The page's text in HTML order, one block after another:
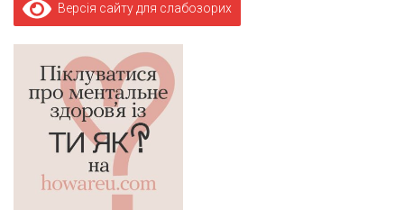
Версія сайту для слабозорих